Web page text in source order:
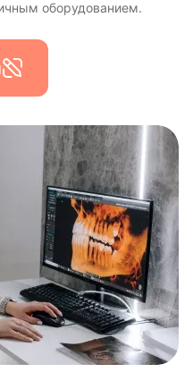
оборудованием.